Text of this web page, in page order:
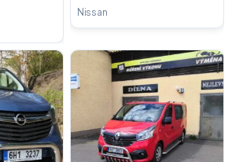
Nissan